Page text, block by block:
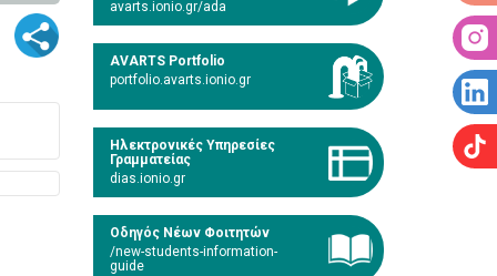
avarts.ionio.gr/ada
AVARTS Portfolio
portfolio.avarts.ionio.gr
Ηλεκτρονικές Υπηρεσίες
Γραμματείας
dias.ionio.gr
Οδηγός Νέων Φοιτητών
/new-students-information-
guide